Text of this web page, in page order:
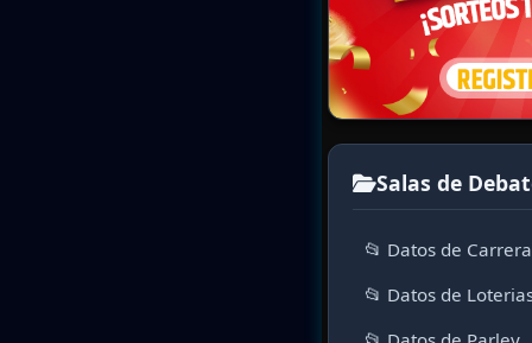
Salas de
📂 Datos de
📂 Datos de